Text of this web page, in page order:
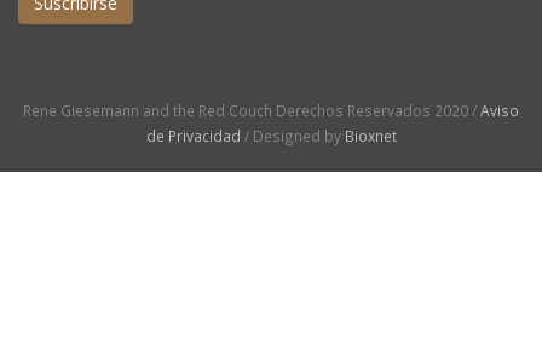
Rene Giesemann and the Red Couch Derechos Reservados 2020 /Aviso
de Privacidad / Designed by Bioxnet